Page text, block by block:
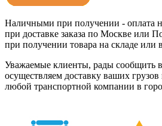
Наличными при получении - оплата
при доставке заказа по Москве или
при получении товара на складе или
Уважаемые клиенты, рады сообщить
осуществляем доставку ваших
любой транспортной компании в